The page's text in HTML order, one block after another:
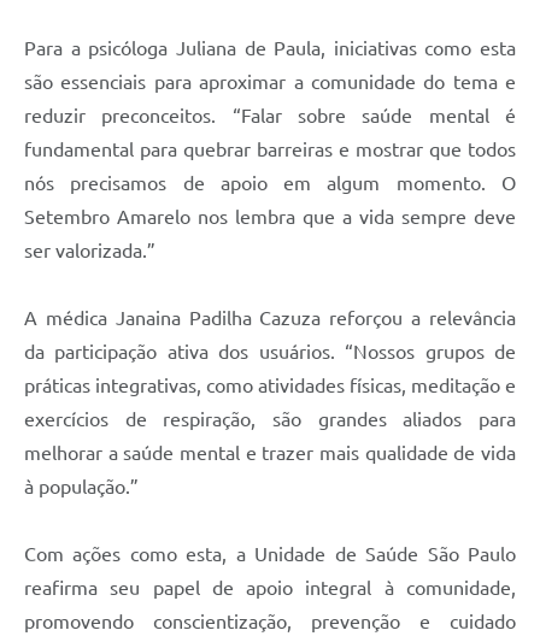
Para a psicóloga Juliana de Paula, iniciativas como esta
são essenciais para aproximar a comunidade do tema e
reduzir preconceitos. “Falar sobre saúde mental é
fundamental para quebrar barreiras e mostrar que todos
nós precisamos de apoio em algum momento. O
Setembro Amarelo nos lembra que a vida sempre deve
ser valorizada.”
A médica Janaina Padilha Cazuza reforçou a relevância
da participação ativa dos usuários. “Nossos grupos de
práticas integrativas, como atividades físicas, meditação e
exercícios de respiração, são grandes aliados para
melhorar a saúde mental e trazer mais qualidade de vida
à população.”
Com ações como esta, a Unidade de Saúde São Paulo
reafirma seu papel de apoio integral à comunidade,
promovendo conscientização, prevenção e cuidado